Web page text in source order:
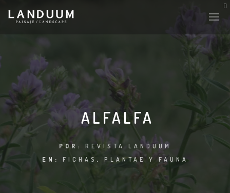
ALFALFA
POR: REVISTA LANDUUM
EN: FICHAS , PLANTAE Y FAUNA